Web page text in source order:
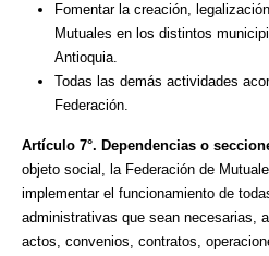
Fomentar la creación,
Mutuales en los distintos
Antioquia.
Todas las demás actividades
Federación.
Artículo 7°. Dependencias o
objeto social, la Federación de
implementar el funcionamiento de
administrativas que sean necesarias,
actos, convenios, contratos,